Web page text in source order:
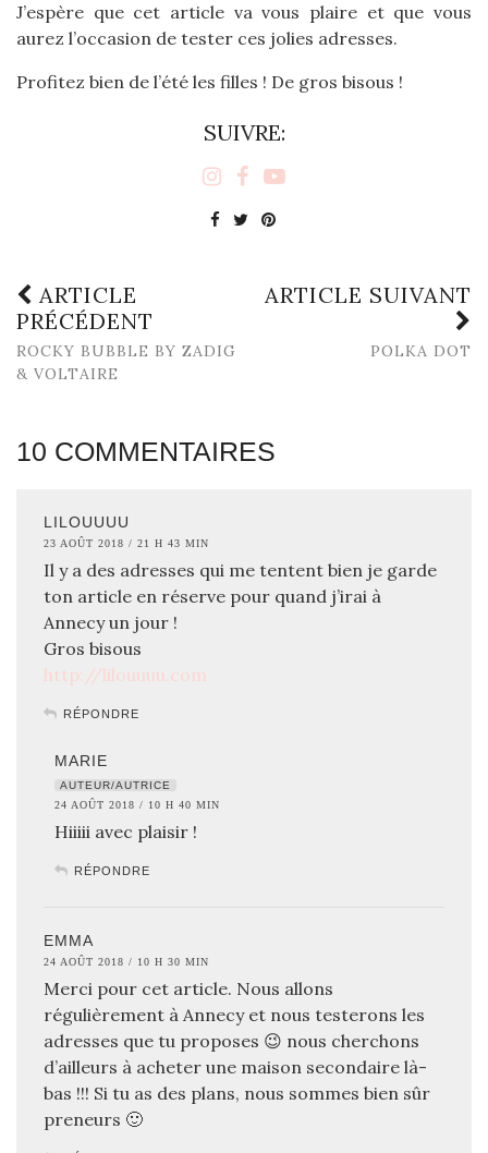
J’espère que cet article va vous plaire et que vous
aurez l’occasion de tester ces jolies adresses.
Profitez bien de l’été les filles ! De gros bisous !
SUIVRE:
ARTICLE
PRÉCÉDENT
ROCKY BUBBLE BY ZADIG
& VOLTAIRE
ARTICLE SUIVANT
POLKA DOT
10 COMMENTAIRES
LILOUUUU
23 AOÛT 2018 / 21 H 43 MIN
Il y a des adresses qui me tentent bien je garde
ton article en réserve pour quand j’irai à
Annecy un jour !
Gros bisous
http://lilouuuu.com
RÉPONDRE
MARIE
AUTEUR/AUTRICE
24 AOÛT 2018 / 10 H 40 MIN
Hiiiii avec plaisir !
RÉPONDRE
EMMA
24 AOÛT 2018 / 10 H 30 MIN
Merci pour cet article. Nous allons
régulièrement à Annecy et nous testerons les
adresses que tu proposes 😉 nous cherchons
d’ailleurs à acheter une maison secondaire là-
bas !!! Si tu as des plans, nous sommes bien sûr
preneurs 🙂